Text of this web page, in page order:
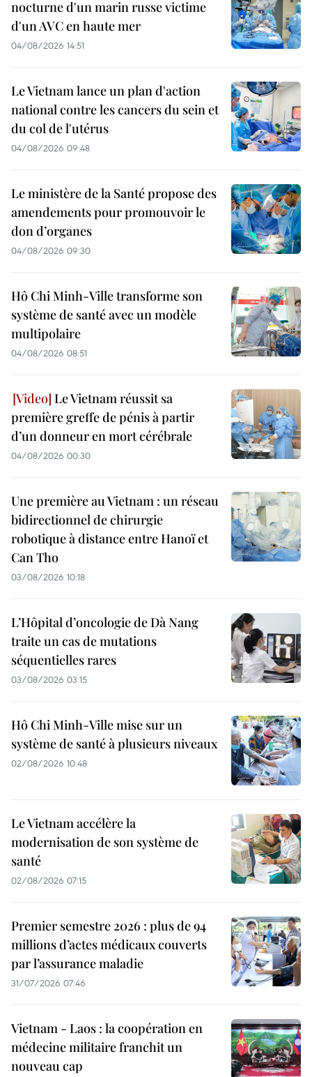
nocturne d'un marin russe victime
d'un AVC en haute mer
04/08/2026 14:51
Le Vietnam lance un plan d'action
national contre les cancers du sein et
du col de l'utérus
04/08/2026 09:48
Le ministère de la Santé propose des
amendements pour promouvoir le
don d’organes
04/08/2026 09:30
Hô Chi Minh-Ville transforme son
système de santé avec un modèle
multipolaire
04/08/2026 08:51
Le Vietnam réussit sa
première greffe de pénis à partir
d’un donneur en mort cérébrale
04/08/2026 00:30
Une première au Vietnam : un réseau
bidirectionnel de chirurgie
robotique à distance entre Hanoï et
Can Tho
03/08/2026 10:18
L’Hôpital d’oncologie de Dà Nang
traite un cas de mutations
séquentielles rares
03/08/2026 03:15
Hô Chi Minh-Ville mise sur un
système de santé à plusieurs niveaux
02/08/2026 10:48
Le Vietnam accélère la
modernisation de son système de
santé
02/08/2026 07:15
Premier semestre 2026 : plus de 94
millions d’actes médicaux couverts
par l’assurance maladie
31/07/2026 07:46
Vietnam - Laos : la coopération en
médecine militaire franchit un
nouveau cap